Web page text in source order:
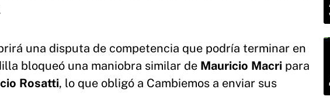
una disputa de competencia que podría terminar en
bloqueó una maniobra similar de Mauricio Macri para
Rosatti, lo que obligó a Cambiemos a enviar sus